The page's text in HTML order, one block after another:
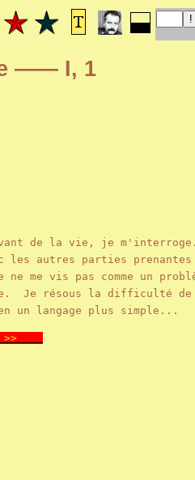
—— I, 1
de la vie, je
les autres parties
ne me vis pas comme un
Je résous la difficulté
un langage plus simple...